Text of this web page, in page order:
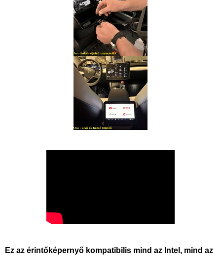
Ez az érintőképernyő kompatibilis mind az Intel, mind az